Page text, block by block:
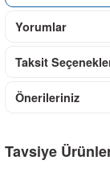
Yorumlar
Taksit
Önerileriniz
Tavsiye